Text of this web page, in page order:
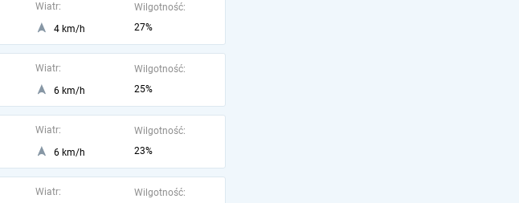
Wiatr:
4 km/h
Wilgotność:
27%
Wiatr:
6 km/h
Wilgotność:
25%
Wiatr:
6 km/h
Wilgotność:
23%
Wiatr:
Wilgotność: